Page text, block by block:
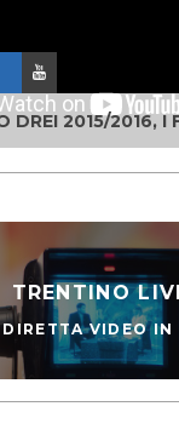
TRENTINO
VIDEO IN